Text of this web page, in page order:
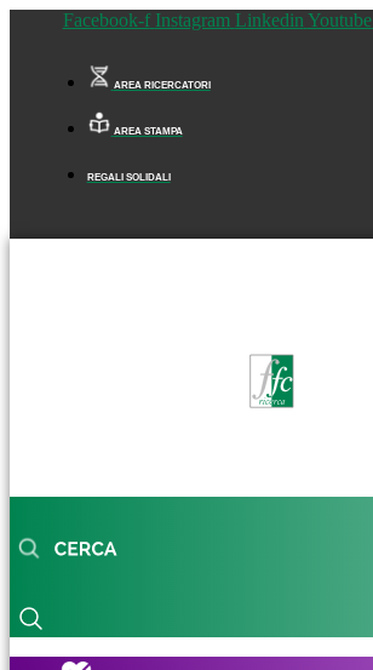
Facebook-f Instagram Linkedin Youtube
AREA RICERCATORI
AREA STAMPA
REGALI SOLIDALI